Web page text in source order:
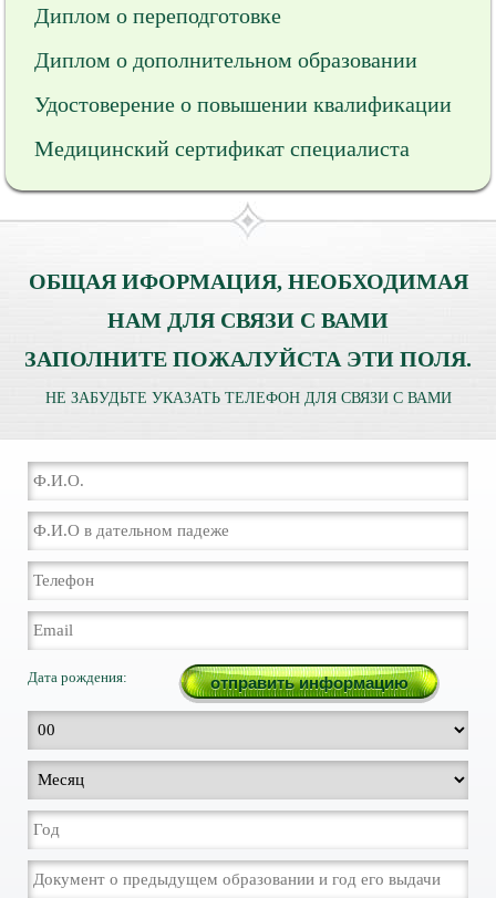
Диплом о переподготовке
Диплом о дополнительном образовании
Удостоверение о повышении квалификации
Медицинский сертификат специалиста
ОБЩАЯ ИФОРМАЦИЯ, НЕОБХОДИМАЯ
НАМ ДЛЯ СВЯЗИ С ВАМИ
ЗАПОЛНИТЕ ПОЖАЛУЙСТА ЭТИ ПОЛЯ.
НЕ ЗАБУДЬТЕ УКАЗАТЬ ТЕЛЕФОН ДЛЯ СВЯЗИ С ВАМИ
Дата рождения: